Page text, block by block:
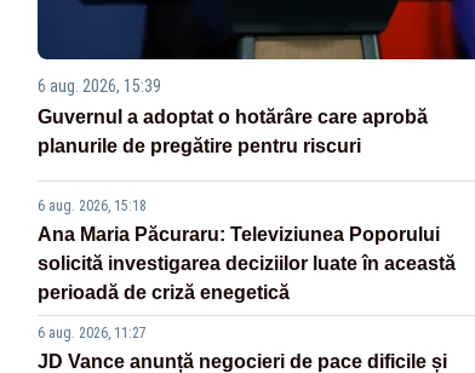
6 aug. 2026, 15:39
Guvernul a adoptat o hotărâre care aprobă
planurile de pregătire pentru riscuri
6 aug. 2026, 15:18
Ana Maria Păcuraru: Televiziunea Poporului
solicită investigarea deciziilor luate în această
perioadă de criză enegetică
6 aug. 2026, 11:27
JD Vance anunță negocieri de pace dificile și